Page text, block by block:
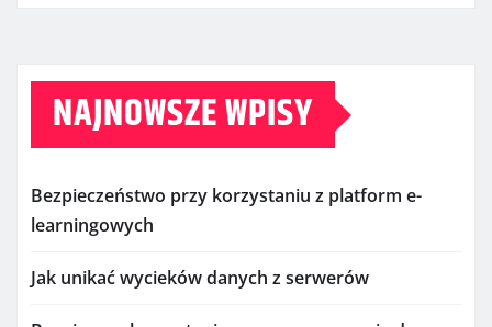
NAJNOWSZE WPISY
Bezpieczeństwo przy korzystaniu z platform e-
learningowych
Jak unikać wycieków danych z serwerów